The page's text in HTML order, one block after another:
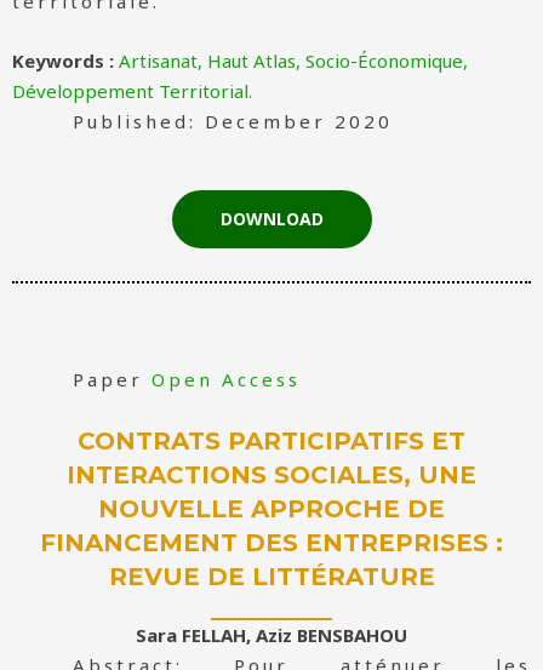
Keywords : Artisanat, Haut Atlas, Socio-Économique,
Développement Territorial.
Published: December 2020
DOWNLOAD
Paper Open Access
CONTRATS PARTICIPATIFS ET
INTERACTIONS SOCIALES, UNE
NOUVELLE APPROCHE DE
FINANCEMENT DES ENTREPRISES :
REVUE DE LITTÉRATURE
Sara FELLAH, Aziz BENSBAHOU
Abstract: Pour atténuer les